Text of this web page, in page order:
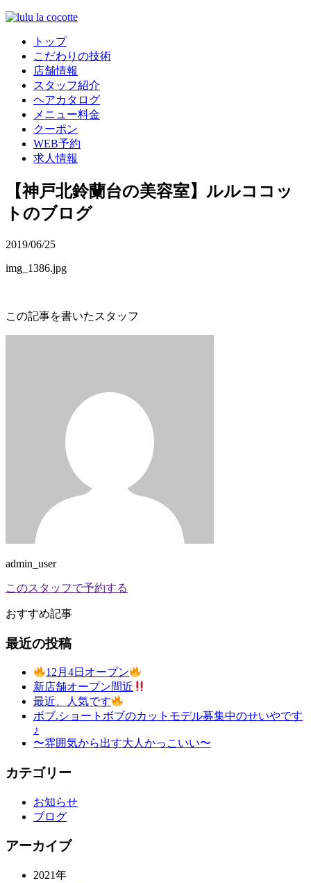
トップ
こだわりの技術
店舗情報
スタッフ紹介
ヘアカタログ
メニュー料金
クーポン
WEB予約
求人情報
【神戸北鈴蘭台の美容室】ルルココッ
トのブログ
2019/06/25
img_1386.jpg
この記事を書いたスタッフ
admin_user
このスタッフで予約する
おすすめ記事
最近の投稿
12月4日オープン
新店舗オープン間近
最近、人気です
ボブ.ショートボブのカットモデル募集中のせいやです
♪
〜雰囲気から出す大人かっこいい〜
カテゴリー
お知らせ
ブログ
アーカイブ
2021年